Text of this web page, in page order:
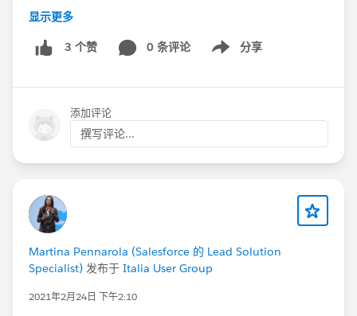
Domande?
i nostri esperti vi forniranno un feedback.
Infine, un grazie anche a tutti i presentatori!@Valerio
Giannunzio
@Vincenzo Parini
#ReleaseIT
显示更多
3 个赞 0 条评论 分享
Show menu
添加评论
撰写评论...
Martina Pennarola (Salesforce 的 Lead Solution
Specialist) 发布于 Italia User Group
2021年2月24日 下午2:10